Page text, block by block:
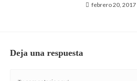
febrero 20, 2017
Deja una respuesta